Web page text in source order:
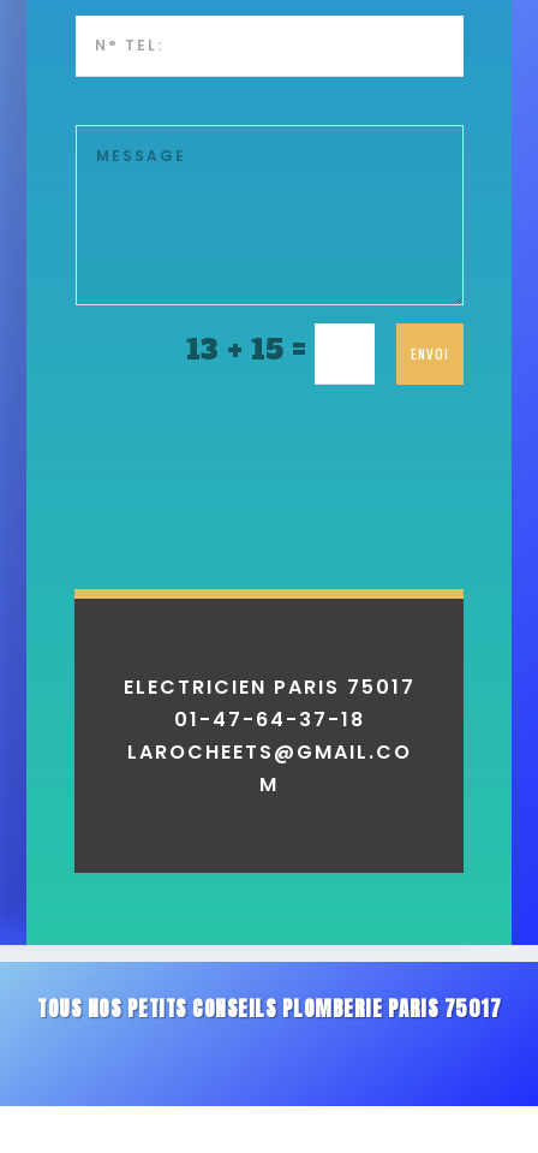
13 + 15= ENVOI
ELECTRICIEN PARIS 75017
01-47-64-37-18
LAROCHEETS@GMAIL.CO
M
TOUS NOS PETITS CONSEILS PLOMBERIE PARIS 75017